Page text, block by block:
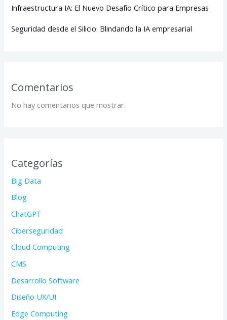
Infraestructura IA: El Nuevo Desafío Crítico para Empresas
Seguridad desde el Silicio: Blindando la IA empresarial
Comentarios
No hay comentarios que mostrar.
Categorías
Big Data
Blog
ChatGPT
Ciberseguridad
Cloud Computing
CMS
Desarrollo Software
Diseño UX/UI
Edge Computing